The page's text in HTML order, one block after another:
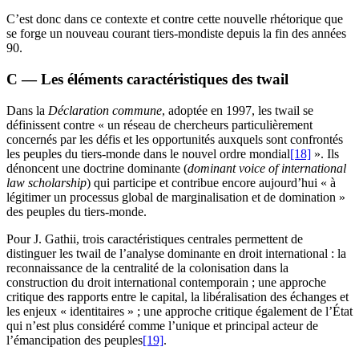
C’est donc dans ce contexte et contre cette nouvelle rhétorique que
se forge un nouveau courant tiers-mondiste depuis la fin des années
90.
C — Les éléments caractéristiques des twail
Dans la Déclaration commune, adoptée en 1997, les twail se
définissent contre « un réseau de chercheurs particulièrement
concernés par les défis et les opportunités auxquels sont confrontés
les peuples du tiers-monde dans le nouvel ordre mondial[18] ». Ils
dénoncent une doctrine dominante (dominant voice of international
law scholarship) qui participe et contribue encore aujourd’hui « à
légitimer un processus global de marginalisation et de domination »
des peuples du tiers-monde.
Pour J. Gathii, trois caractéristiques centrales permettent de
distinguer les twail de l’analyse dominante en droit international : la
reconnaissance de la centralité de la colonisation dans la
construction du droit international contemporain ; une approche
critique des rapports entre le capital, la libéralisation des échanges et
les enjeux « identitaires » ; une approche critique également de l’État
qui n’est plus considéré comme l’unique et principal acteur de
l’émancipation des peuples[19].